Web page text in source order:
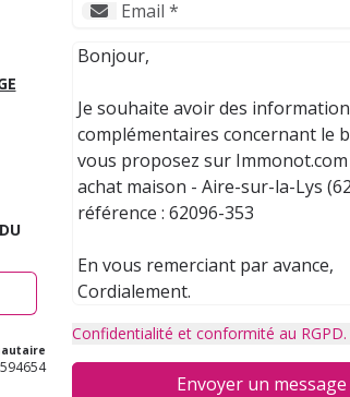
Confidentialité et conformité au RGPD.
Envoyer un message